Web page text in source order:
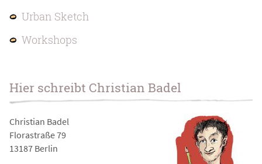
Urban Sketch
Workshops
Hier schreibt Christian Badel
Christian Badel
Florastraße 79
13187 Berlin